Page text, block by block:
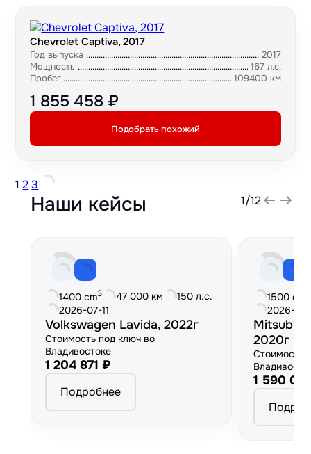
Chevrolet Captiva, 2017
Год выпуска
2017
Мощность
167 л.с.
Пробег
109400 км
1 855 458 ₽
Подобрать похожий
1 2 3
Наши кейсы 1/12
1400 cm3 47 000 км
150 л.с.
2026-07-11
Volkswagen Lavida, 2022г
Стоимость под ключ во
Владивостоке
1 204 871 ₽
Подробнее
1500 cm
2026-
2020г
Стоимость
1 590